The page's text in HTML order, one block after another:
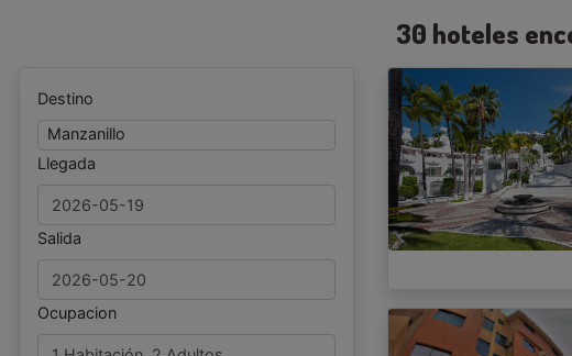
30 hoteles
Destino
Manzanillo
Llegada
Salida
Ocupacion